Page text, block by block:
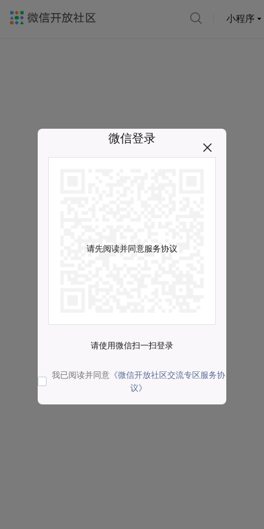
小程序
微信登录
请先阅读并同意服务协议
请使用微信扫一扫登录
我已阅读并同意 《微信开放社区交流专区服务协
议》